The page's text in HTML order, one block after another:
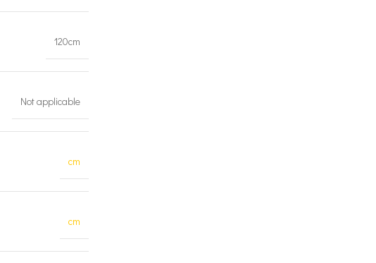
120cm
Not applicable
cm
cm